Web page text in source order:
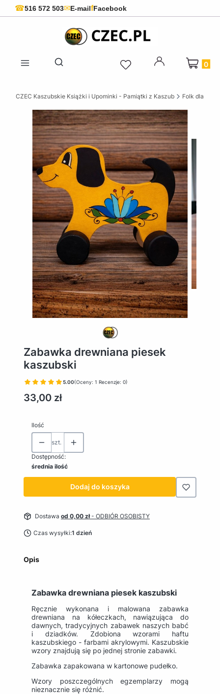
☎516 572 503✉E-mailfFacebook
Otwórz wyszukiwarkę
Produkty
CZEC Kaszubskie Książki i Upominki - Pamiątki z Kaszub Folk dla
Zabawka drewniana piesek
kaszubski
5.00(Oceny: 1 Recenzje: 0)
Cena
33,00 zł
Ilość
szt.
Dostępność:
średnia ilość
Dodaj do koszyka
Dostawa od 0,00 zł- ODBIÓR OSOBISTY
Czas wysyłki:1 dzień
Opis
Zabawka drewniana piesek kaszubski
Ręcznie wykonana i malowana zabawka
drewniana na kółeczkach, nawiązująca do
dawnych, tradycyjnych zabawek naszych babć
i dziadków. Zdobiona wzorami haftu
kaszubskiego - farbami akrylowymi. Kaszubskie
wzory znajdują się po jednej stronie zabawki.
Zabawka zapakowana w kartonowe pudełko.
Wzory poszczególnych egzemplarzy mogą
nieznacznie się różnić.